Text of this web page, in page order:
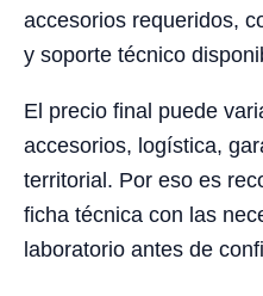
accesorios requeridos,
y soporte técnico
El precio final puede
accesorios, logística,
territorial. Por eso es
ficha técnica con las
laboratorio antes de